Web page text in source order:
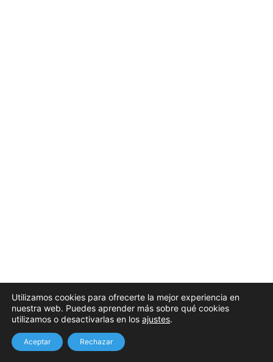
Utilizamos cookies para ofrecerte la mejor experiencia en
nuestra web. Puedes aprender más sobre qué cookies
utilizamos o desactivarlas en los ajustes.
Aceptar Rechazar